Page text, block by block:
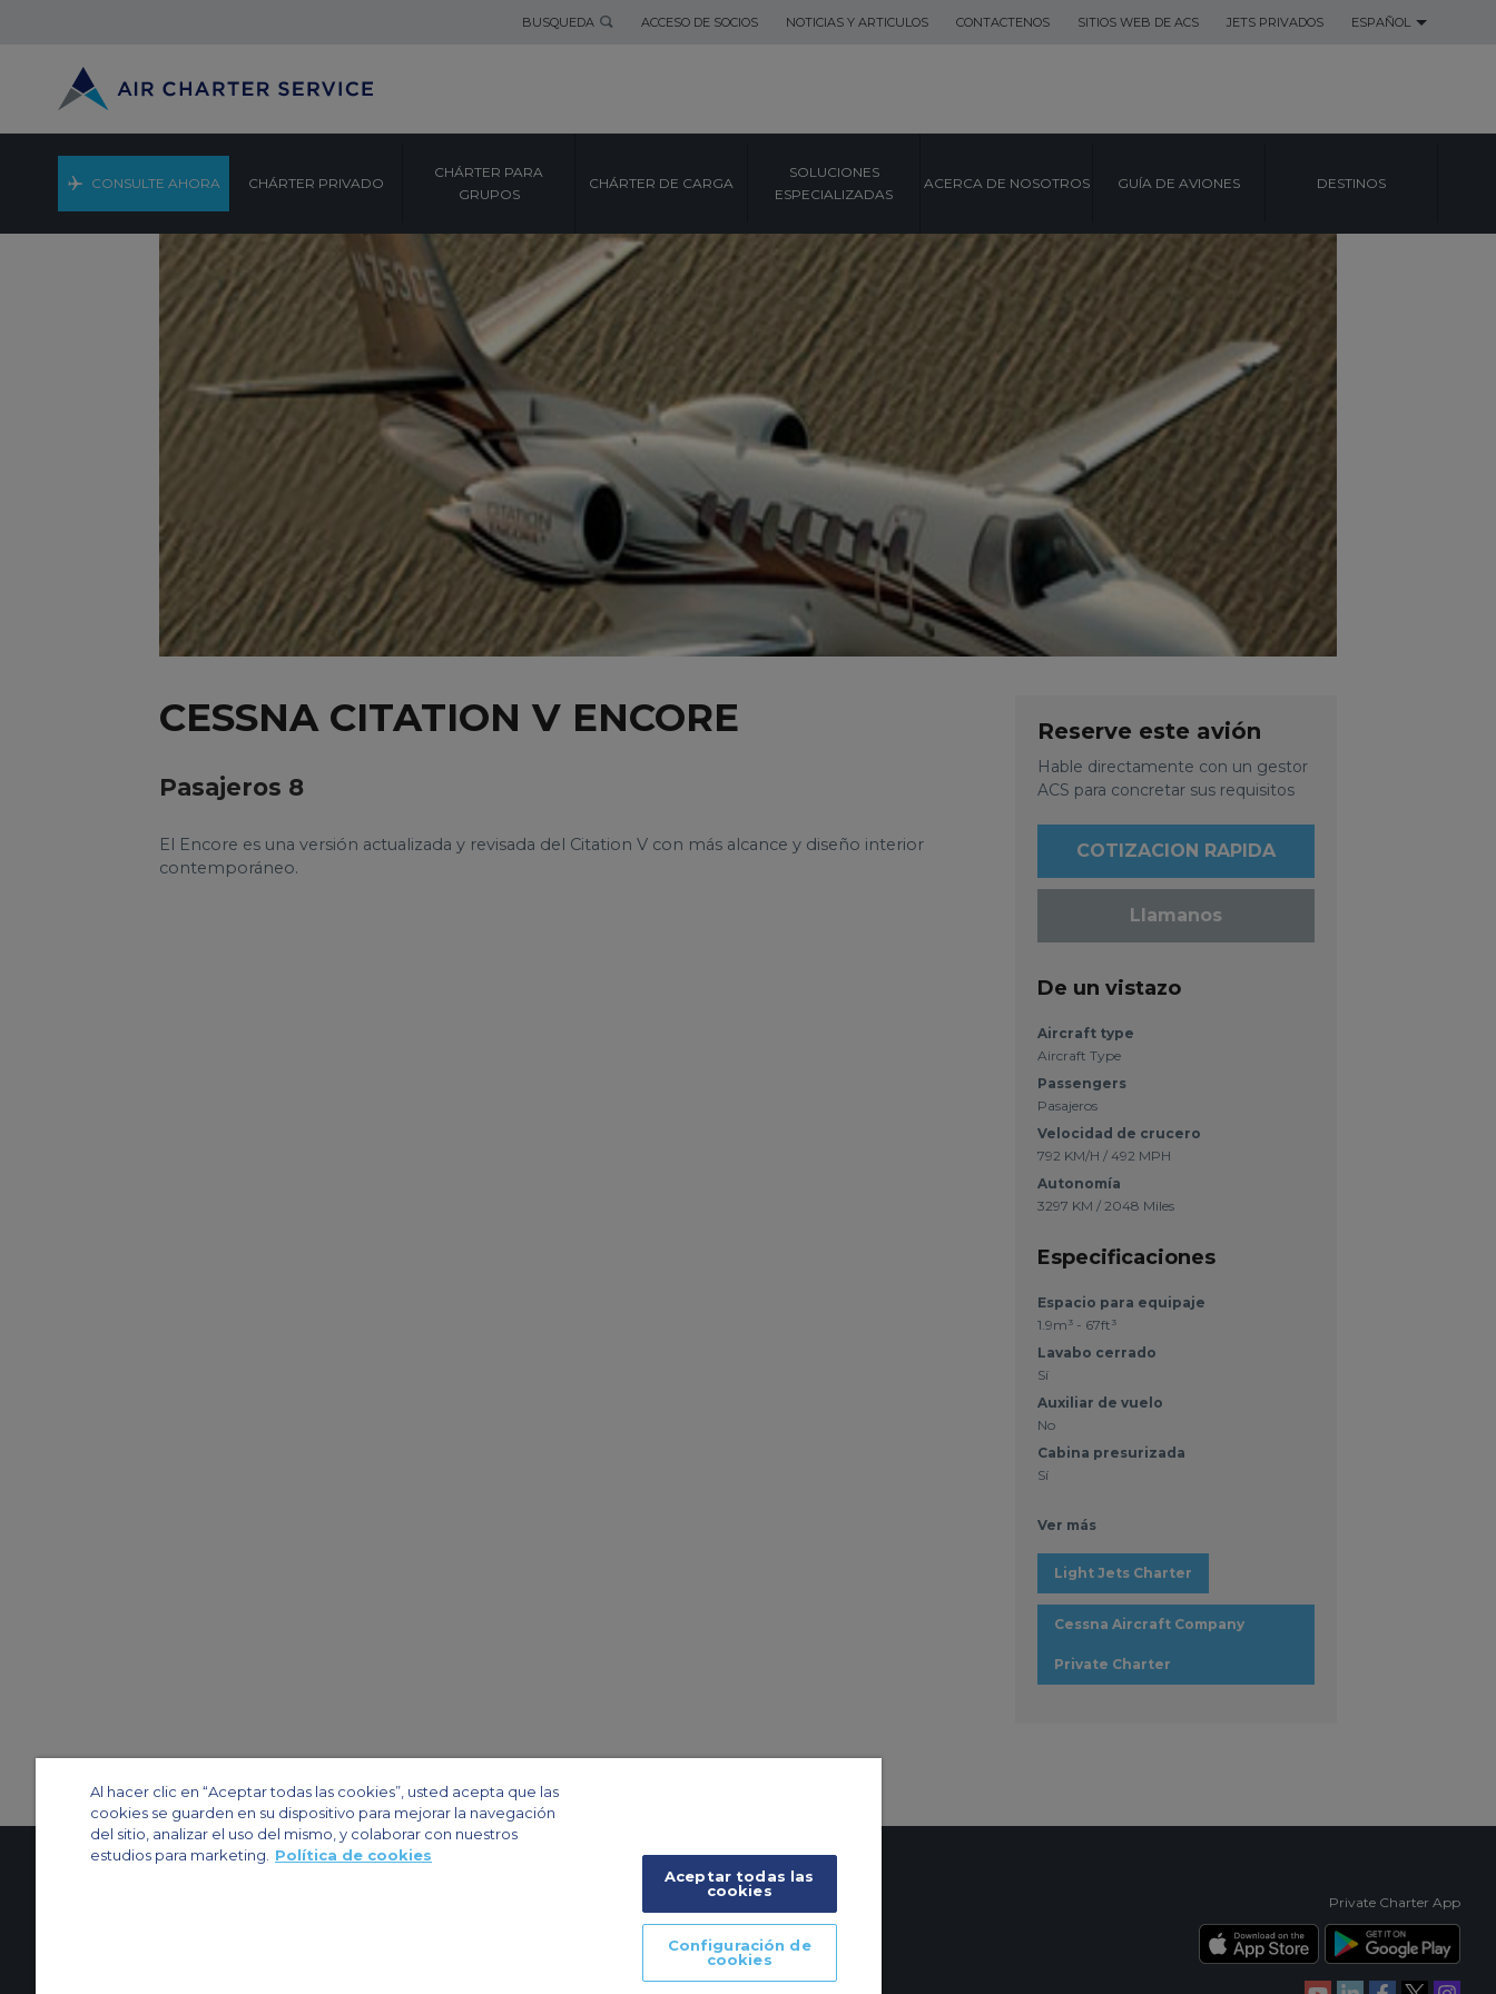
BUSQUEDA ACCESO DE SOCIOS NOTICIAS Y ARTICULOS CONTACTENOS SITIOS WEB DE ACS JETS PRIVADOS ESPAÑOL
CONSULTE AHORA CHÁRTER PRIVADO
CHÁRTER PARA
GRUPOS
CHÁRTER DE CARGA
SOLUCIONES
ESPECIALIZADAS
ACERCA DE NOSOTROS GUÍA DE AVIONES DESTINOS
CESSNA CITATION V ENCORE
Pasajeros 8
El Encore es una versión actualizada y revisada del Citation V con más alcance y diseño interior
contemporáneo.
Reserve este avión
Hable directamente con un gestor
ACS para concretar sus requisitos
COTIZACION RAPIDA
Llamanos
De un vistazo
Aircraft type
Aircraft Type
Passengers
Pasajeros
Velocidad de crucero
792 KM/H / 492 MPH
Autonomía
3297 KM / 2048 Miles
Especificaciones
Espacio para equipaje
1.9m³ - 67ft³
Lavabo cerrado
Sí
Auxiliar de vuelo
No
Cabina presurizada
Sí
Ver más
Light Jets Charter
Cessna Aircraft Company
Private Charter
Private Charter App
Al hacer clic en “Aceptar todas las cookies”, usted acepta que las
cookies se guarden en su dispositivo para mejorar la navegación
del sitio, analizar el uso del mismo, y colaborar con nuestros
estudios para marketing.
Política de cookies
Aceptar todas las
cookies
Configuración de
cookies